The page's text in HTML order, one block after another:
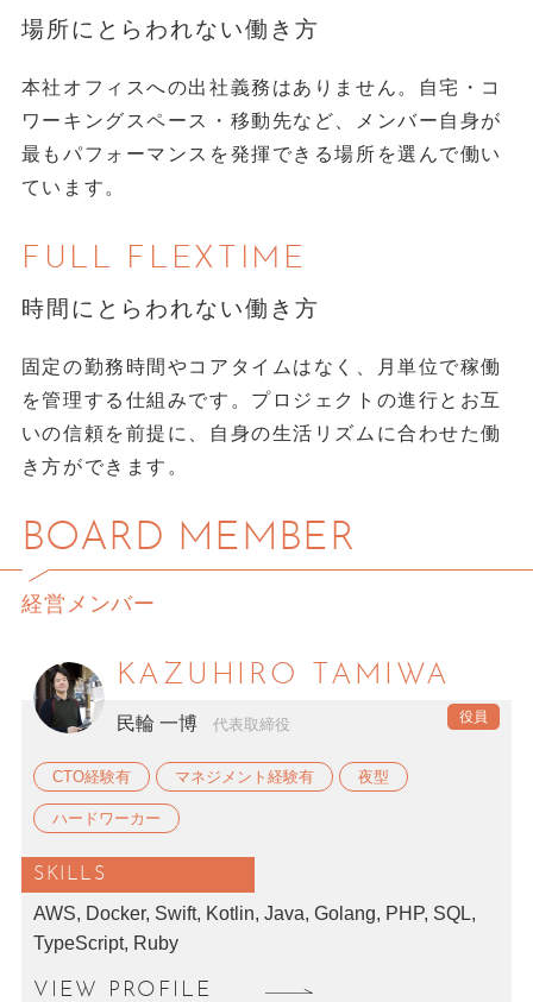
場所にとらわれない働き方
本社オフィスへの出社義務はありません。自宅・コ
ワーキングスペース・移動先など、メンバー自身が
最もパフォーマンスを発揮できる場所を選んで働い
ています。
FULL FLEXTIME
時間にとらわれない働き方
固定の勤務時間やコアタイムはなく、月単位で稼働
を管理する仕組みです。プロジェクトの進行とお互
いの信頼を前提に、自身の生活リズムに合わせた働
き方ができます。
BOARD MEMBER
経営メンバー
KAZUHIRO TAMIWA
民輪 一博 代表取締役
CTO経験有 マネジメント経験有 夜型
ハードワーカー
SKILLS
AWS, Docker, Swift, Kotlin, Java, Golang, PHP, SQL,
TypeScript, Ruby
VIEW PROFILE